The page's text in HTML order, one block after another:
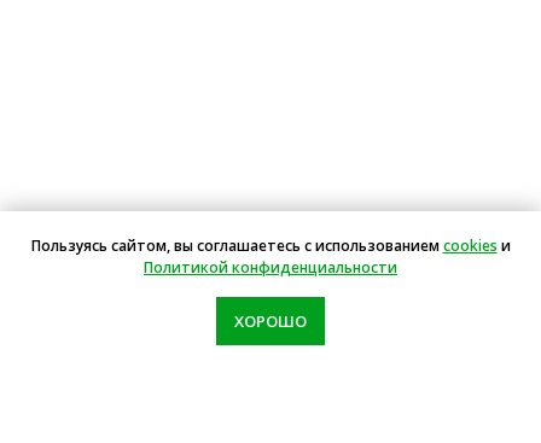
Пользуясь сайтом, вы соглашаетесь с использованиемcookies и
Политикой конфиденциальности
ХОРОШО